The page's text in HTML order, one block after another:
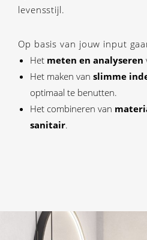
levensstijl.
Op basis van jouw input
Het meten en analyseren
Het maken van slimme
optimaal te benutten.
Het combineren van
sanitair.